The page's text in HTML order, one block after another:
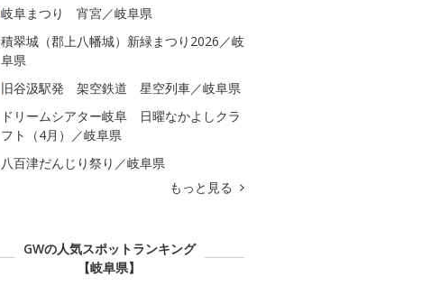
岐阜まつり 宵宮／岐阜県
積翠城（郡上八幡城）新緑まつり2026／岐
阜県
旧谷汲駅発 架空鉄道 星空列車／岐阜県
ドリームシアター岐阜 日曜なかよしクラ
フト（4月）／岐阜県
八百津だんじり祭り／岐阜県
もっと見る
GWの人気スポットランキング
【岐阜県】